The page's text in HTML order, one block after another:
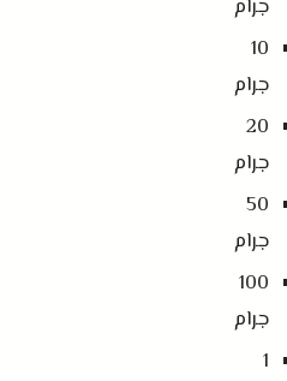
جرام
10
جرام
20
جرام
50
جرام
100
جرام
1